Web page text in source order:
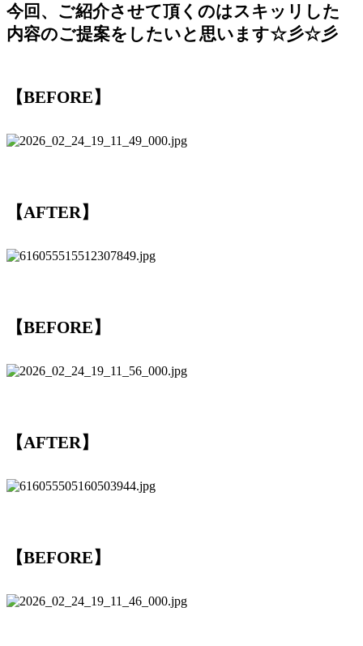
今回、ご紹介させて頂くのはスキッリした
内容のご提案をしたいと思います☆彡☆彡
【BEFORE】
【AFTER】
【BEFORE】
【AFTER】
【BEFORE】